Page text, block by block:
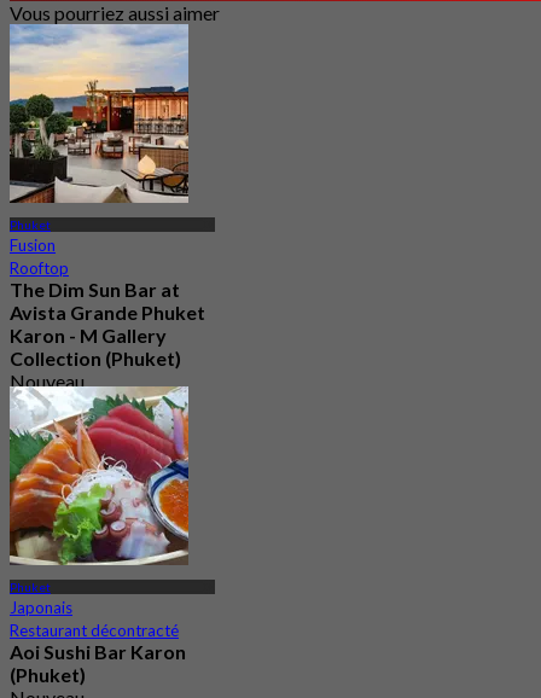
Vous pourriez aussi aimer
Phuket
Fusion
Rooftop
The Dim Sun Bar at
Avista Grande Phuket
Karon - M Gallery
Collection (Phuket)
Nouveau
5.0
De฿ 1,299
Phuket
Japonais
Restaurant décontracté
Aoi Sushi Bar Karon
(Phuket)